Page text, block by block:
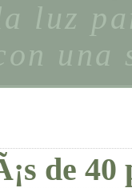
luz
una
de 40